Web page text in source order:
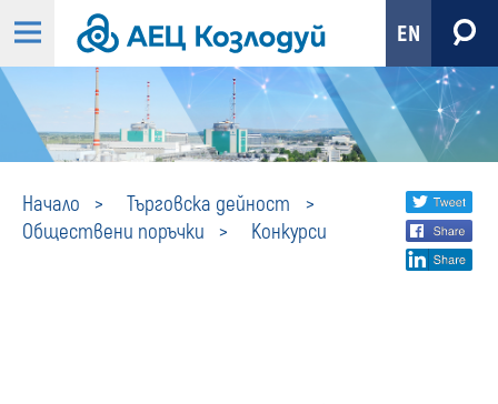
EN
Начало
Търговска дейност
Обществени поръчки
Конкурси
Конкурси
Share
social